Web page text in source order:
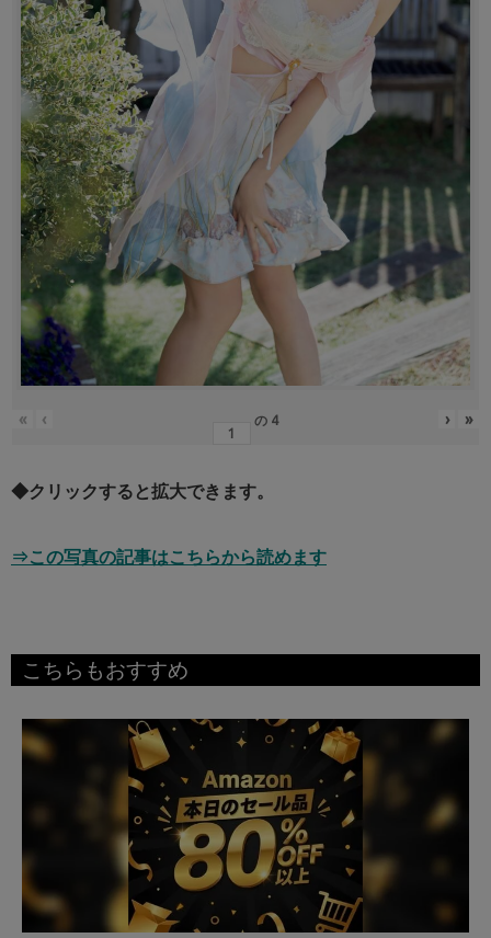
« ‹ の 4 › »
◆クリックすると拡大できます。
⇒この写真の記事はこちらから読めます
こちらもおすすめ